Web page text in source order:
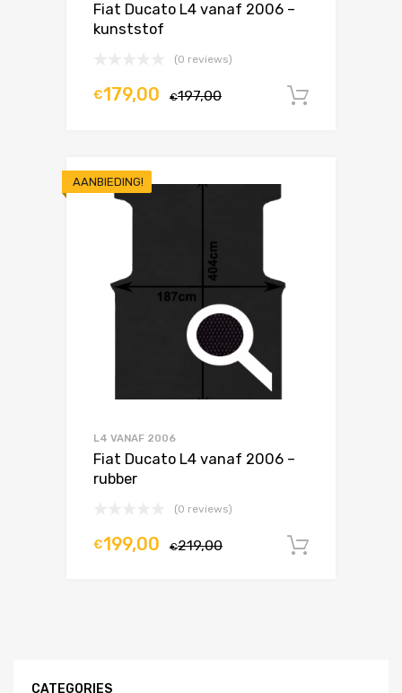
Fiat Ducato L4 vanaf 2006 –
kunststof
(0 reviews)
€197,00
€179,00
AANBIEDING!
L4 VANAF 2006
Fiat Ducato L4 vanaf 2006 –
rubber
(0 reviews)
€219,00
€199,00
CATEGORIES